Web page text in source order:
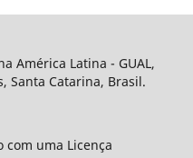
América Latina - GUAL,
Santa Catarina, Brasil.
com uma Licença